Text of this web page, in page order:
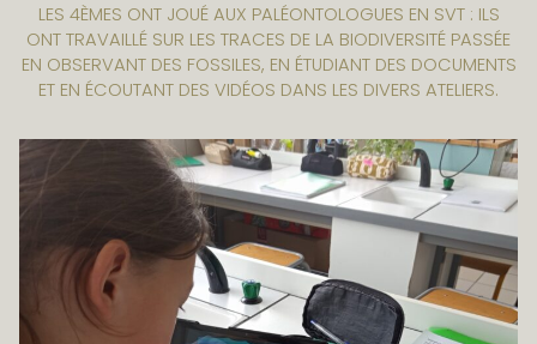
LES 4ÈMES ONT JOUÉ AUX PALÉONTOLOGUES EN SVT : ILS
ONT TRAVAILLÉ SUR LES TRACES DE LA BIODIVERSITÉ PASSÉE
EN OBSERVANT DES FOSSILES, EN ÉTUDIANT DES DOCUMENTS
ET EN ÉCOUTANT DES VIDÉOS DANS LES DIVERS ATELIERS.